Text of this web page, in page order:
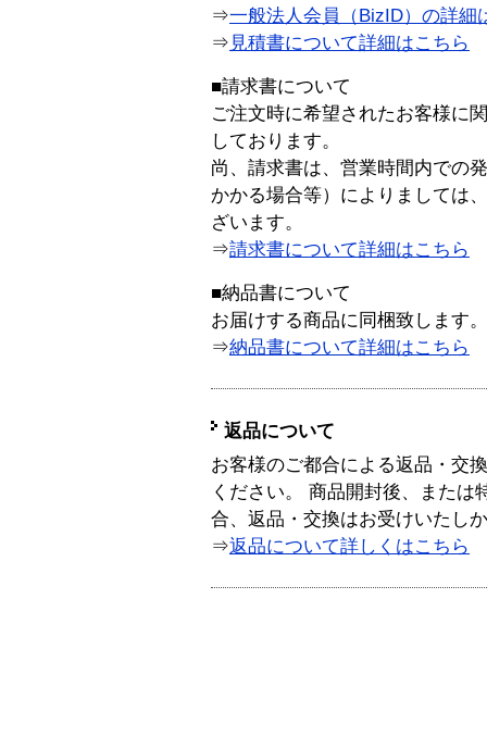
⇒一般法人会員（BizID）の詳細
⇒ 見積書について詳細はこちら
■請求書について
ご注文時に希望されたお客様に
しております。
尚、請求書は、営業時間内での
かかる場合等）によりましては
ざいます。
⇒請求書について詳細はこちら
■納品書について
お届けする商品に同梱致します。
⇒納品書について詳細はこちら
返品について
お客様のご都合による返品・交
ください。 商品開封後、または
合、返品・交換はお受けいたし
⇒返品について詳しくはこちら